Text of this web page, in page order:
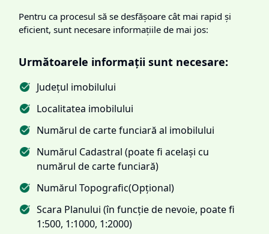
Pentru ca procesul să se desfășoare cât mai rapid și
eficient, sunt necesare informațiile de mai jos:
Următoarele informații sunt necesare:
Județul imobilului
Localitatea imobilului
Numărul de carte funciară al imobilului
Numărul Cadastral (poate fi același cu
numărul de carte funciară)
Numărul Topografic(Opțional)
Scara Planului (în funcție de nevoie, poate fi
1:500, 1:1000, 1:2000)